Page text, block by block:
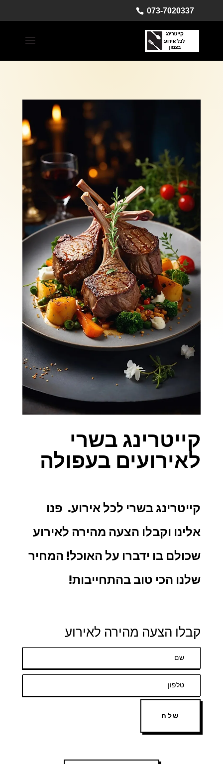
073-7020337
קייטרינג בשרי
לאירועים בעפולה
קייטרינג בשרי לכל אירוע. פנו
אלינו וקבלו הצעה מהירה לאירוע
שכולם בו ידברו על האוכל! המחיר
שלנו הכי טוב בהתחייבות!
קבלו הצעה מהירה לאירוע
שלח